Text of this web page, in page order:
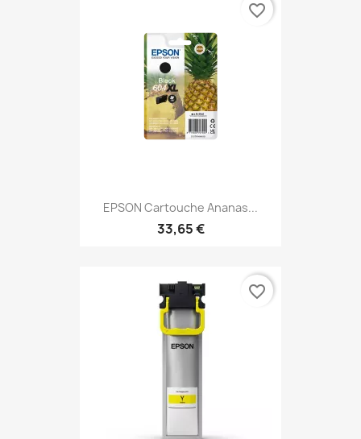
EPSON Cartouche Ananas...
33,65 €
favorite_border
favorite_border